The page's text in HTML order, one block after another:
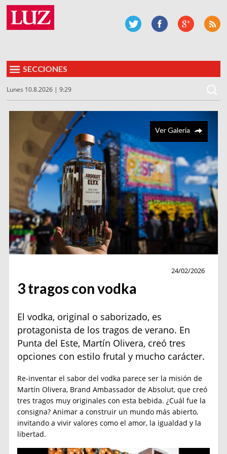
SECCIONES
Lunes 10.8.2026 | 9:29
Ver Galería
24/02/2026
3 tragos con vodka
El vodka, original o saborizado, es
protagonista de los tragos de verano. En
Punta del Este, Martín Olivera, creó tres
opciones con estilo frutal y mucho carácter.
Re-inventar el sabor del vodka parece ser la misión de
Martín Olivera, Brand Ambassador de Absolut, que creó
tres tragos muy originales con esta bebida. ¿Cuál fue la
consigna? Animar a construir un mundo más abierto,
invitando a vivir valores como el amor, la igualdad y la
libertad.